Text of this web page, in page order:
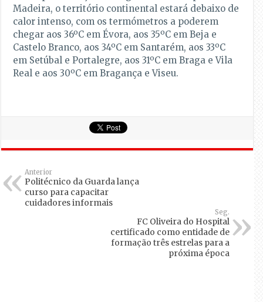
Madeira, o território continental estará debaixo de
calor intenso, com os termómetros a poderem
chegar aos 36ºC em Évora, aos 35ºC em Beja e
Castelo Branco, aos 34ºC em Santarém, aos 33ºC
em Setúbal e Portalegre, aos 31ºC em Braga e Vila
Real e aos 30ºC em Bragança e Viseu.
Anterior
Politécnico da Guarda lança
curso para capacitar
cuidadores informais
Seg.
FC Oliveira do Hospital
certificado como entidade de
formação três estrelas para a
próxima época